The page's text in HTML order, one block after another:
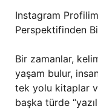
Instagram
Perspektifinden
Bir zamanlar,
yaşam bulur,
tek yolu kitaplar
başka türde